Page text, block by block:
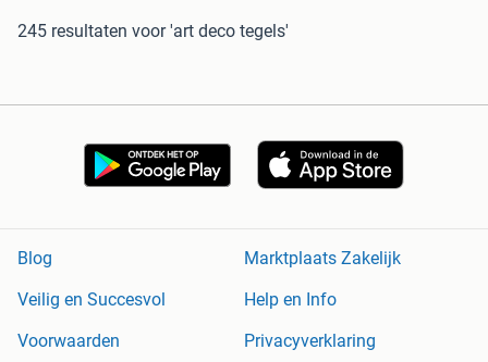
245 resultaten voor 'art deco tegels'
Blog
Marktplaats Zakelijk
Veilig en Succesvol
Help en Info
Voorwaarden
Privacyverklaring